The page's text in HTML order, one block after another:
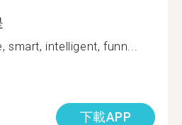
smart, intelligent, funn...
下載APP